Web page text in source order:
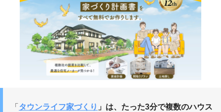
「 タウンライフ家づくり 」は、たった3分で複数のハウス